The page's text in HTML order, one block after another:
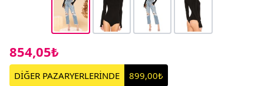
854,05₺
DİĞER PAZARYERLERİNDE 899,00₺